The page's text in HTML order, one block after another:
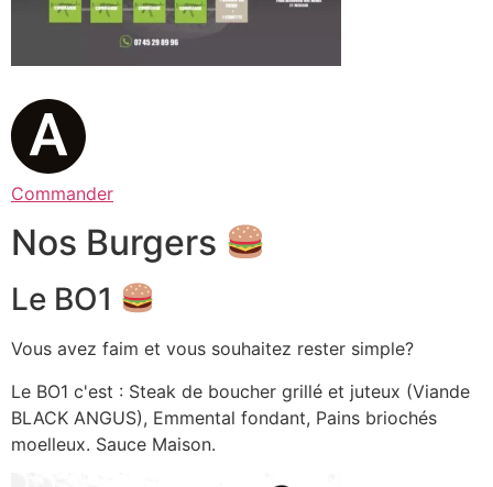
Commander
Nos Burgers
Le BO1
Vous avez faim et vous souhaitez rester simple?
Le BO1 c'est : Steak de boucher grillé et juteux (Viande
BLACK ANGUS), Emmental fondant, Pains briochés
moelleux. Sauce Maison.